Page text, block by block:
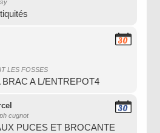
LES FOSSES
A L/ENTREPOT4
30
cugnot
PUCES ET BROCANTE
30
2026